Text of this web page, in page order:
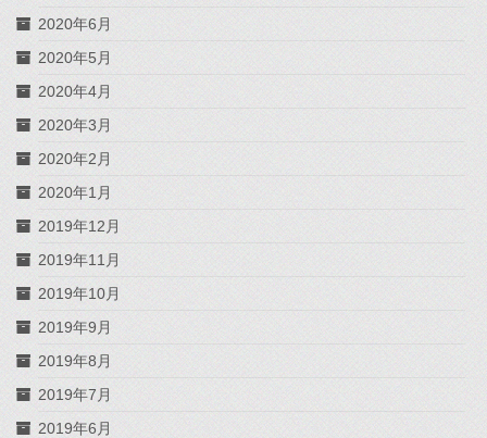
2020年6月
2020年5月
2020年4月
2020年3月
2020年2月
2020年1月
2019年12月
2019年11月
2019年10月
2019年9月
2019年8月
2019年7月
2019年6月